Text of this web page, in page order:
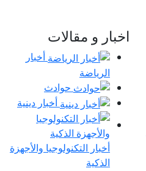
اخبار و مقالات
أخبار
الرياضة
حوادث
أخبار دينية
أخبار التكنولوجيا والأجهزة
الذكية